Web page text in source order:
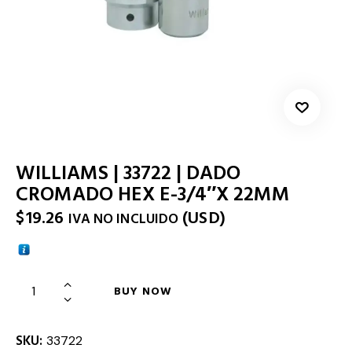
WILLIAMS | 33722 | DADO
CROMADO HEX E-3/4″X 22MM
$19.26 IVA NO INCLUIDO (USD)
BUY NOW
SKU: 33722